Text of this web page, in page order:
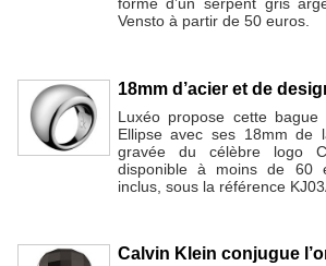
Vensto à partir de 50 euros.
18mm d’acier et de
Luxéo propose cette bague
Ellipse avec ses 18mm de
gravée du célèbre logo
disponible à moins de 60
inclus, sous la référence
Calvin Klein conjugue